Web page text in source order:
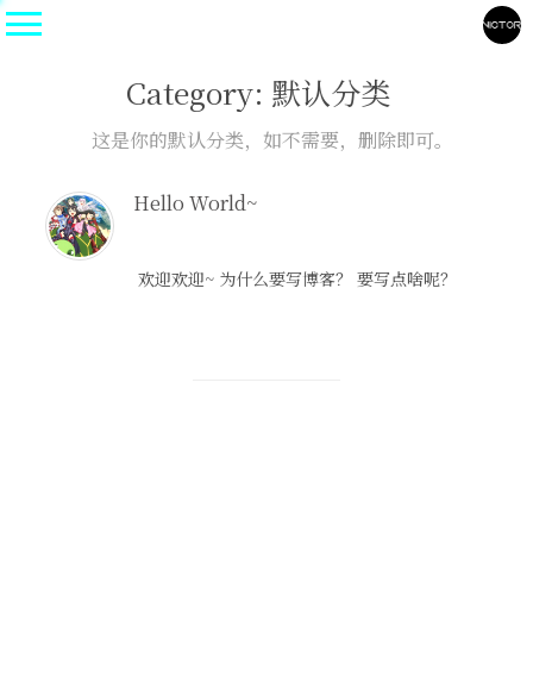
Category: 默认分类
这是你的默认分类，如不需要，删除即可。
Hello World~
欢迎欢迎~ 为什么要写博客？ 要写点啥呢？